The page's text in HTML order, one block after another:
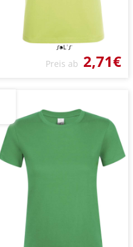
Preis ab 2,71€